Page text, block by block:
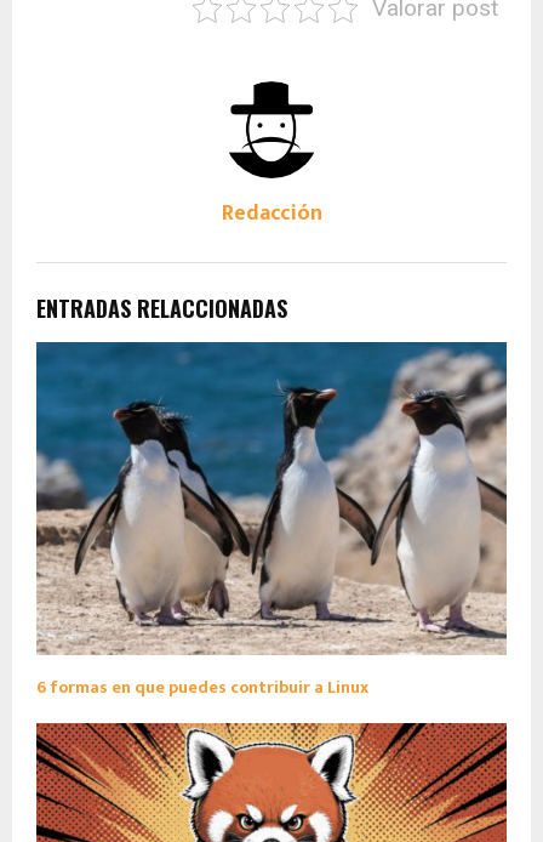
Valorar post
Redacción
ENTRADAS RELACCIONADAS
6 formas en que puedes contribuir a Linux